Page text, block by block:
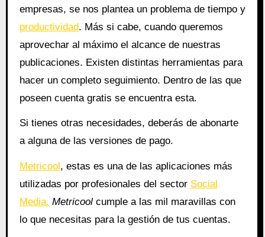
empresas, se nos plantea un problema de tiempo y
productividad. Más si cabe, cuando queremos
aprovechar al máximo el alcance de nuestras
publicaciones. Existen distintas herramientas para
hacer un completo seguimiento. Dentro de las que
poseen cuenta gratis se encuentra esta.
Si tienes otras necesidades, deberás de abonarte
a alguna de las versiones de pago.
Metricool, estas es una de las aplicaciones más
utilizadas por profesionales del sector Social
Media. Metricoolcumple a las mil maravillas con
lo que necesitas para la gestión de tus cuentas.